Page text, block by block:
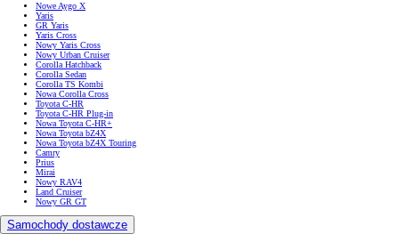
Nowe Aygo X
Yaris
GR Yaris
Yaris Cross
Nowy Yaris Cross
Nowy Urban Cruiser
Corolla Hatchback
Corolla Sedan
Corolla TS Kombi
Nowa Corolla Cross
Toyota C-HR
Toyota C-HR Plug-in
Nowa Toyota C-HR+
Nowa Toyota bZ4X
Nowa Toyota bZ4X Touring
Camry
Prius
Mirai
Nowy RAV4
Land Cruiser
Nowy GR GT
Samochody dostawcze